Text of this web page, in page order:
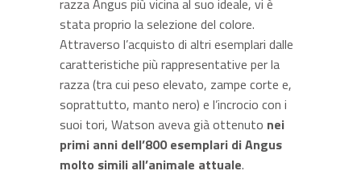
razza Angus più vicina al suo ideale, vi è
stata proprio la selezione del colore.
Attraverso l’acquisto di altri esemplari dalle
caratteristiche più rappresentative per la
razza (tra cui peso elevato, zampe corte e,
soprattutto, manto nero) e l’incrocio con i
suoi tori, Watson aveva già ottenuto nei
primi anni dell’800 esemplari di Angus
molto simili all’animale attuale.